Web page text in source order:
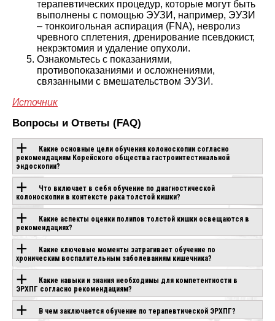
терапевтических процедур, которые могут быть
выполнены с помощью ЭУЗИ, например, ЭУЗИ
– тонкоигольная аспирация (FNA), невролиз
чревного сплетения, дренирование псевдокист,
некрэктомия и удаление опухоли.
Ознакомьтесь с показаниями,
противопоказаниями и осложнениями,
связанными с вмешательством ЭУЗИ.
Источник
Вопросы и Ответы (FAQ)
Какие основные цели обучения колоноскопии согласно
рекомендациям Корейского общества гастроинтестинальной
эндоскопии?
Что включает в себя обучение по диагностической
колоноскопии в контексте рака толстой кишки?
Какие аспекты оценки полипов толстой кишки освещаются в
рекомендациях?
Какие ключевые моменты затрагивает обучение по
хроническим воспалительным заболеваниям кишечника?
Какие навыки и знания необходимы для компетентности в
ЭРХПГ согласно рекомендациям?
В чем заключается обучение по терапевтической ЭРХПГ?